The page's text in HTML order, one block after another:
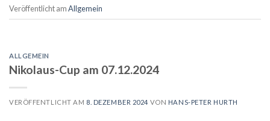
Veröffentlicht amAllgemein
ALLGEMEIN
Nikolaus-Cup am 07.12.2024
VERÖFFENTLICHT AM 8. DEZEMBER 2024 VON HANS-PETER HURTH